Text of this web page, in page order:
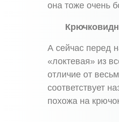
она тоже очень
А сейчас перед
«локтевая» из
отличие от
соответствует
похожа на